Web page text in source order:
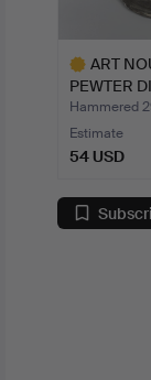
ART
PEWTER
Hammered
Estimate
54 USD
item